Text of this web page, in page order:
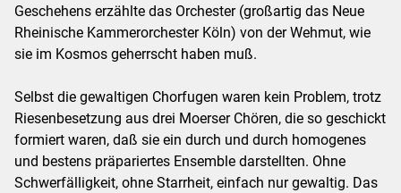
Geschehens erzählte das Orchester (großartig das Neue
Rheinische Kammerorchester Köln) von der Wehmut, wie
sie im Kosmos geherrscht haben muß.
Selbst die gewaltigen Chorfugen waren kein Problem, trotz
Riesenbesetzung aus drei Moerser Chören, die so geschickt
formiert waren, daß sie ein durch und durch homogenes
und bestens präpariertes Ensemble darstellten. Ohne
Schwerfälligkeit, ohne Starrheit, einfach nur gewaltig. Das